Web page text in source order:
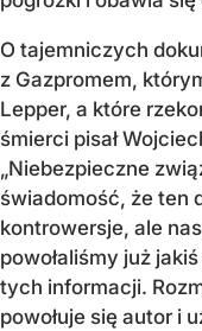
O tajemniczych
z Gazpromem,
Lepper, a które
śmierci pisał
„Niebezpieczne
świadomość, że ten
kontrowersje, ale
powołaliśmy już
tych informacji.
powołuje się autor i